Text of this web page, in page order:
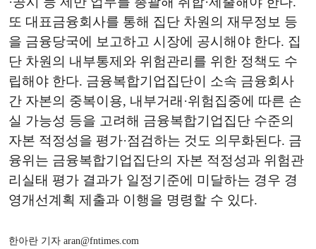
또 대표금융회사를 통해 집단 차원의 재무정보 등
을 금융당국에 보고하고 시장에 공시해야 한다. 집
단 차원의 내부통제와 위험관리를 위한 정책도 수
립해야 한다. 금융복합기업집단이 소속 금융회사
간 자본의 중복이용, 내부거래·위험집중에 따른 손
실 가능성 등을 고려해 금융복합기업집단 수준의
자본 적정성을 평가·점검하는 것도 의무화된다. 금
융위는 금융복합기업집단의 자본 적정성과 위험관
리실태 평가 결과가 일정기준에 미달하는 경우 경
영개선계획 제출과 이행을 명령할 수 있다.
한아란 기자 aran@fntimes.com